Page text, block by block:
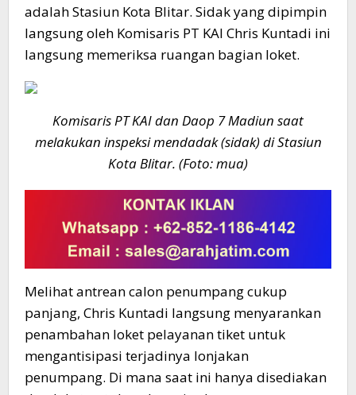
adalah Stasiun Kota Blitar. Sidak yang dipimpin
langsung oleh Komisaris PT KAI Chris Kuntadi ini
langsung memeriksa ruangan bagian loket.
Komisaris PT KAI dan Daop 7 Madiun saat
melakukan inspeksi mendadak (sidak) di Stasiun
Kota Blitar. (Foto: mua)
Melihat antrean calon penumpang cukup
panjang, Chris Kuntadi langsung menyarankan
penambahan loket pelayanan tiket untuk
mengantisipasi terjadinya lonjakan
penumpang. Di mana saat ini hanya disediakan